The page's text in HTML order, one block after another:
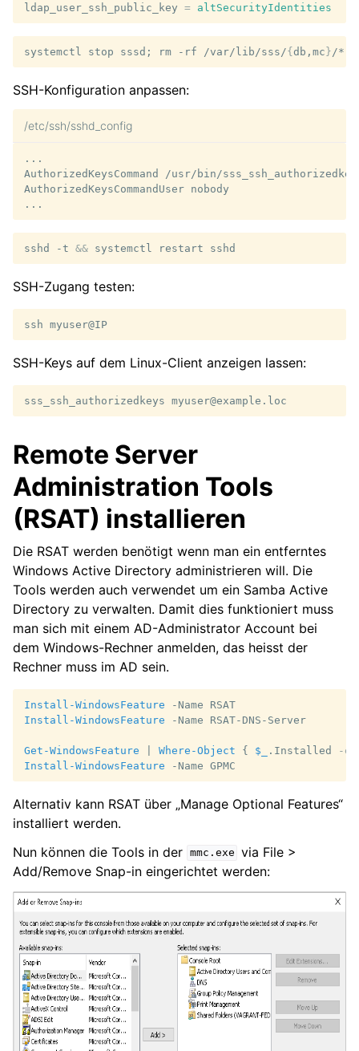
ldap_user_ssh_public_key = altSecurityIdentities
systemctl stop sssd ; rm -rf /var/lib/sss/{ db,mc } /*
SSH-Konfiguration anpassen:
/etc/ssh/sshd_config
...
AuthorizedKeysCommand /usr/bin/
AuthorizedKeysCommandUser nobody
...
sshd -t && systemctl restart
SSH-Zugang testen:
ssh
SSH-Keys auf dem Linux-Client anzeigen lassen:
sss_ssh_authorizedkeys
Remote Server
Administration Tools
(RSAT) installieren
Die RSAT werden benötigt wenn man ein entferntes
Windows Active Directory administrieren will. Die
Tools werden auch verwendet um ein Samba Active
Directory zu verwalten. Damit dies funktioniert muss
man sich mit einem AD-Administrator Account bei
dem Windows-Rechner anmelden, das heisst der
Rechner muss im AD sein.
Install-WindowsFeature -Name
RSAT
Install-WindowsFeature
-Name RSAT-DNS-Server
Get-WindowsFeature Where-Object { $_ . Installed
-eq
Install-WindowsFeature
-Name GPMC
Alternativ kann RSAT über „Manage Optional Features“
installiert werden.
Nun können die Tools in der mmc.exe via File >
Add/Remove Snap-in eingerichtet werden: